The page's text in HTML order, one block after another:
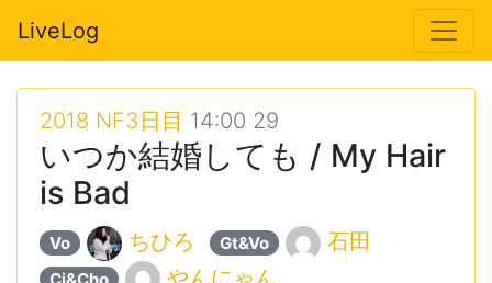
LiveLog
2018 NF3日目 14:00 29
いつか結婚しても / My Hair
is Bad
Vo ちひろ Gt&Vo 石田
Cj&Cho やんにゃん